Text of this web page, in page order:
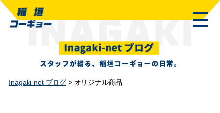
Inagaki-net ブログ> オリジナル商品